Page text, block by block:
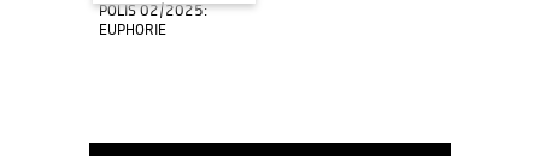
POLIS 02/2025:
EUPHORIE